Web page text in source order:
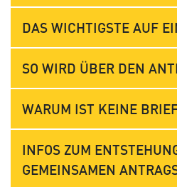
DAS WICHTIGSTE AUF
SO WIRD ÜBER DEN
WARUM IST KEINE
INFOS ZUM
GEMEINSAMEN